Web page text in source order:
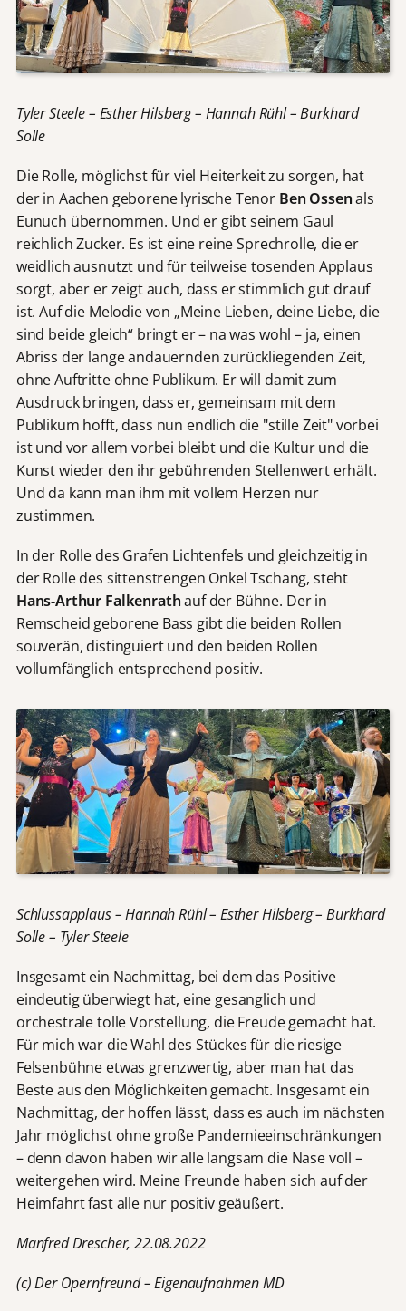
Tyler Steele – Esther Hilsberg – Hannah Rühl – Burkhard
Solle
Die Rolle, möglichst für viel Heiterkeit zu sorgen, hat
der in Aachen geborene lyrische Tenor Ben Ossenals
Eunuch übernommen. Und er gibt seinem Gaul
reichlich Zucker. Es ist eine reine Sprechrolle, die er
weidlich ausnutzt und für teilweise tosenden Applaus
sorgt, aber er zeigt auch, dass er stimmlich gut drauf
ist. Auf die Melodie von „Meine Lieben, deine Liebe, die
sind beide gleich“ bringt er – na was wohl – ja, einen
Abriss der lange andauernden zurückliegenden Zeit,
ohne Auftritte ohne Publikum. Er will damit zum
Ausdruck bringen, dass er, gemeinsam mit dem
Publikum hofft, dass nun endlich die "stille Zeit" vorbei
ist und vor allem vorbei bleibt und die Kultur und die
Kunst wieder den ihr gebührenden Stellenwert erhält.
Und da kann man ihm mit vollem Herzen nur
zustimmen.
In der Rolle des Grafen Lichtenfels und gleichzeitig in
der Rolle des sittenstrengen Onkel Tschang, steht
Hans-Arthur Falkenrathauf der Bühne. Der in
Remscheid geborene Bass gibt die beiden Rollen
souverän, distinguiert und den beiden Rollen
vollumfänglich entsprechend positiv.
Schlussapplaus – Hannah Rühl – Esther Hilsberg – Burkhard
Solle – Tyler Steele
Insgesamt ein Nachmittag, bei dem das Positive
eindeutig überwiegt hat, eine gesanglich und
orchestrale tolle Vorstellung, die Freude gemacht hat.
Für mich war die Wahl des Stückes für die riesige
Felsenbühne etwas grenzwertig, aber man hat das
Beste aus den Möglichkeiten gemacht. Insgesamt ein
Nachmittag, der hoffen lässt, dass es auch im nächsten
Jahr möglichst ohne große Pandemieeinschränkungen
– denn davon haben wir alle langsam die Nase voll –
weitergehen wird. Meine Freunde haben sich auf der
Heimfahrt fast alle nur positiv geäußert.
Manfred Drescher, 22.08.2022
(c) Der Opernfreund – Eigenaufnahmen MD